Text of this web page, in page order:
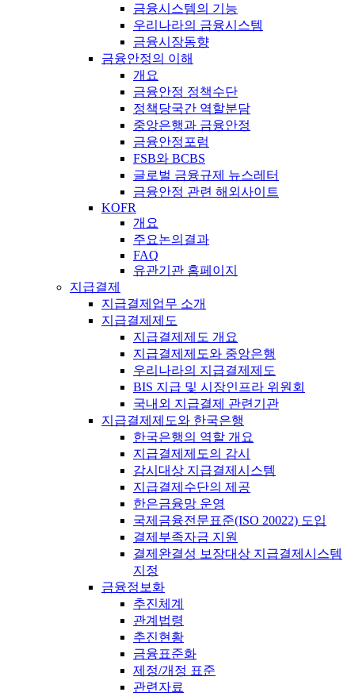
금융시스템의 기능
우리나라의 금융시스템
금융시장동향
금융안정의 이해
개요
금융안정 정책수단
정책당국간 역할분담
중앙은행과 금융안정
금융안정포럼
FSB와 BCBS
글로벌 금융규제 뉴스레터
금융안정 관련 해외사이트
KOFR
개요
주요논의결과
FAQ
유관기관 홈페이지
지급결제
지급결제업무 소개
지급결제제도
지급결제제도 개요
지급결제제도와 중앙은행
우리나라의 지급결제제도
BIS 지급 및 시장인프라 위원회
국내외 지급결제 관련기관
지급결제제도와 한국은행
한국은행의 역할 개요
지급결제제도의 감시
감시대상 지급결제시스템
지급결제수단의 제공
한은금융망 운영
국제금융전문표준(ISO 20022) 도입
결제부족자금 지원
결제완결성 보장대상 지급결제시스템
지정
금융정보화
추진체계
관계법령
추진현황
금융표준화
제정/개정 표준
관련자료